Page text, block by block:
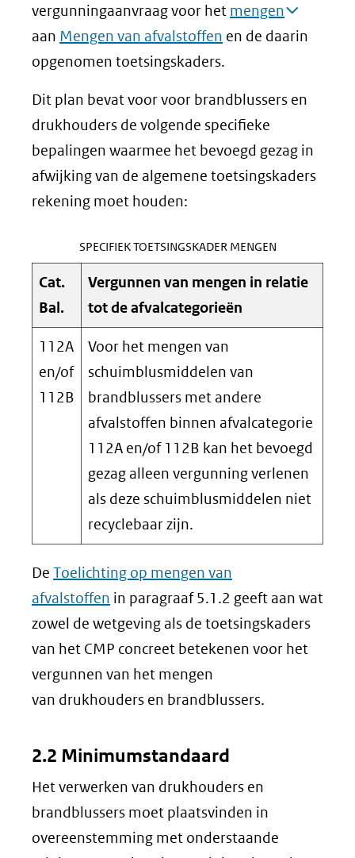
vergunningaanvraag voor het mengen
aan Mengen van afvalstoffen en de daarin
opgenomen toetsingskaders.
Dit plan bevat voor voor brandblussers en
drukhouders de volgende specifieke
bepalingen waarmee het bevoegd gezag in
afwijking van de algemene toetsingskaders
rekening moet houden:
SPECIFIEK TOETSINGSKADER MENGEN
Cat.
Bal.
Vergunnen van mengen in relatie
tot de afvalcategorieën
112A
en/of
112B
Voor het mengen van
schuimblusmiddelen van
brandblussers met andere
afvalstoffen binnen afvalcategorie
112A en/of 112B kan het bevoegd
gezag alleen vergunning verlenen
als deze schuimblusmiddelen niet
recyclebaar zijn.
De Toelichting op mengen van
afvalstoffen in paragraaf 5.1.2 geeft aan wat
zowel de wetgeving als de toetsingskaders
van het CMP concreet betekenen voor het
vergunnen van het mengen
van drukhouders en brandblussers.
2.2 Minimumstandaard
Het verwerken van drukhouders en
brandblussers moet plaatsvinden in
overeenstemming met onderstaande